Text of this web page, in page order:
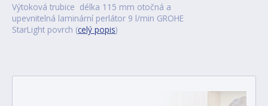
Výtoková trubice délka 115 mm otočná a
upevnitelná laminární perlátor 9 l/min GROHE
StarLight povrch (celý popis)